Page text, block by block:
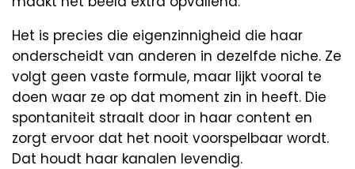
Het is precies die eigenzinnigheid die haar
onderscheidt van anderen in dezelfde niche. Ze
volgt geen vaste formule, maar lijkt vooral te
doen waar ze op dat moment zin in heeft. Die
spontaniteit straalt door in haar content en
zorgt ervoor dat het nooit voorspelbaar wordt.
Dat houdt haar kanalen levendig.